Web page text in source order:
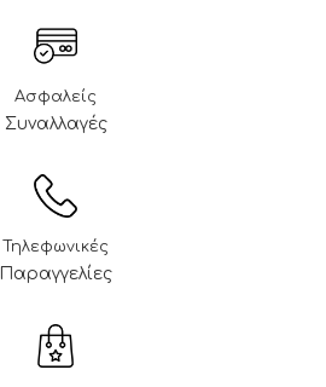
Ασφαλείς
Συναλλαγές
Τηλεφωνικές
Παραγγελίες